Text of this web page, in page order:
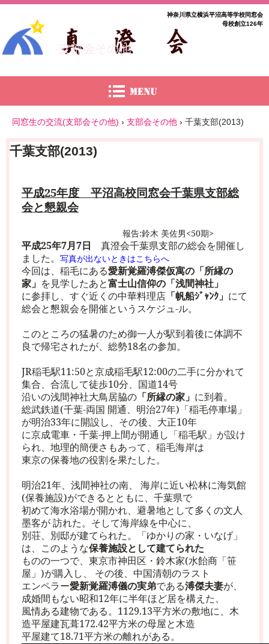
支部会その他
神奈川県立横浜平沼高等学校同窓会
母校創立126年
同窓生の交流(支部会その他) › 支部会その他 › 千葉支部(2013)
千葉支部(2013)
平成25年度 平沼高校同窓会千葉県支部総
会と懇親会
報告:鈴木 美佐男<50期>
平成25年7月7日 真澄会千葉県支部の総会を開催し
ました。
写真が出ないときはこちらへ
今回は、稲毛にある愛新覚羅溥傑仮寓の「所縁の
家」 を見学したあと富士山信仰の「浅間神社」
に参拝し、すぐ近くの中華料理店 「帆船ｼﾞｬﾝｸ」 にて
総会と懇親会を開催というスケジュ-ル。
このところの猛暑のため御一人が駅到着後に体調不
良で帰宅されたが、総勢18名の参加。
JR稲毛駅11:50と京成稲毛駅12:00の二手に分かれて
集合、合流して徒歩10分、国道14号
沿いの浅間神社大鳥居脇の 「所縁の家」 に到着。
総武鉄道(千葉-両国 開通、明治27年) 「稲毛停車場」
が明治33年に開設し、その後、大正10年
に京成電車・千葉-押上間が開通し「稲毛駅」が設け
られ、地理的簡便さもあって、稲毛海岸は
東京の保養地の役割を果たした。
明治21年、浅間神社の南、 海岸に近い松林に海気館
(保養施設)ができるとともに、千葉県で
初めて海水浴場が開かれ、避暑地として多くの文人
墨客が 訪れた。そして海岸線を中心に、
別荘、別邸が建てられた。「ゆかりの家・いなげ」
は、このような保養施設として建てられた
ものの一つで、東京市神田区・鈴木家(水飴商「笹
屋」 )が購入し、 その後、中国清朝のラスト
エンペラー愛新覚羅溥儀の実弟である溥傑夫妻が、
成婚間もない昭和12年に半年ほど居を構えた、
風情ある建物である。 1129.13平方米の敷地に、木
造平屋建瓦葺172.42平方米の母屋と木造
平屋建て18.71平方米の離れがある。